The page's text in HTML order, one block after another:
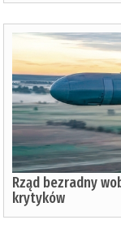
Rząd bezradny
krytyków